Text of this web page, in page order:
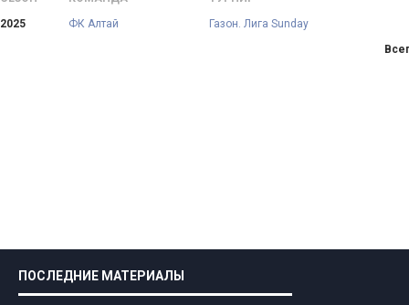
2025
ФК Алтай
Газон. Лига Sunday
ПОСЛЕДНИЕ МАТЕРИАЛЫ